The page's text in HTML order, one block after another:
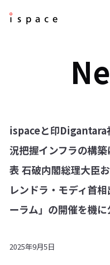
ispaceと印Digantara
況把握インフラの構
表 石破内閣総理大臣
レンドラ・モディ首
ーラム」の開催を機
2025年9月5日